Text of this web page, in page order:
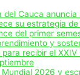
del Cauca
su estrategia
del primer
y
recibir el XXIV
2026 y